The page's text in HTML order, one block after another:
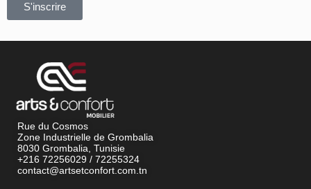
S'inscrire
Rue du Cosmos
Zone Industrielle de Grombalia
8030 Grombalia, Tunisie
+216 72256029 / 72255324
contact@artsetconfort.com.tn